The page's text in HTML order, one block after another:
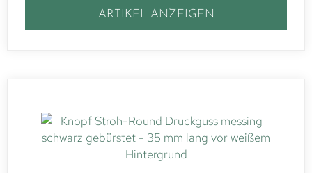
ARTIKEL ANZEIGEN